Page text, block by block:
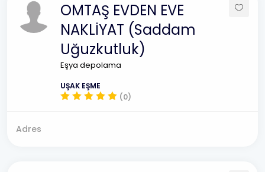
OMTAŞ EVDEN EVE
NAKLİYAT (Saddam
Uğuzkutluk)
Eşya depolama
UŞAK EŞME
(0)
Adres